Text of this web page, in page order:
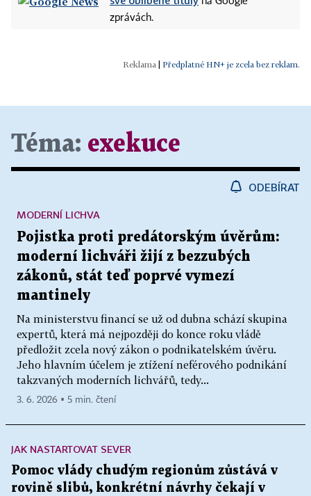
zprávách.
Předplatné HN+ je zcela bez reklam.
Téma: exekuce
ODEBÍRAT
Pojistka proti predátorským úvěrům:
moderní lichváři žijí z bezzubých
zákonů, stát teď poprvé vymezí
mantinely
Na ministerstvu financí se už od dubna schází skupina
expertů, která má nejpozději do konce roku vládě
předložit zcela nový zákon o podnikatelském úvěru.
Jeho hlavním účelem je ztížení neférového podnikání
takzvaných moderních lichvářů, tedy...
MODERNÍ LICHVA
3. 6. 2026 ▪ 5 min. čtení
JAK NASTARTOVAT SEVER
Pomoc vlády chudým regionům zůstává v
rovině slibů, konkrétní návrhy čekají v